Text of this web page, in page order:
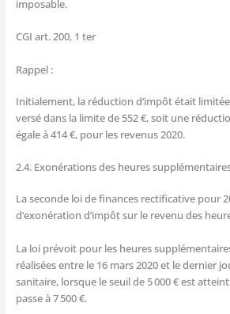
imposable.
CGI art. 200, 1 ter
Rappel :
Initialement, la réduction d’impôt était
versé dans la limite de 552 €, soit une
égale à 414 €, pour les revenus 2020.
2.4. Exonérations des heures
La seconde loi de finances rectificative pour
d’exonération d’impôt sur le revenu des
La loi prévoit pour les heures
réalisées entre le 16 mars 2020 et le dernier
sanitaire, lorsque le seuil de 5 000 € est
passe à 7 500 €.